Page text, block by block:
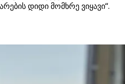
დიდი მომხრე ვიყავი“.